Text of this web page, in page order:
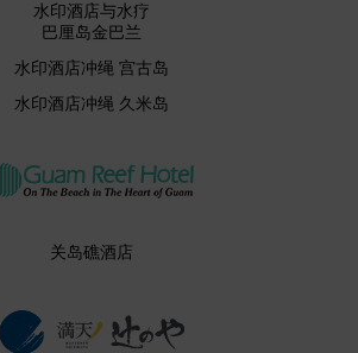
水印酒店与水疗
巴厘岛金巴兰
水印酒店冲绳 宫古岛
水印酒店冲绳 久米岛
关岛礁酒店